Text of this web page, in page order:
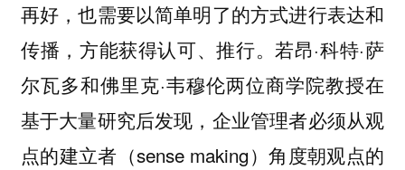
再好，也需要以简单明了的方式进行表达和
传播，方能获得认可、推行。若昂·科特·萨
尔瓦多和佛里克·韦穆伦两位商学院教授在
基于大量研究后发现，企业管理者必须从观
点的建立者（sense making）角度朝观点的